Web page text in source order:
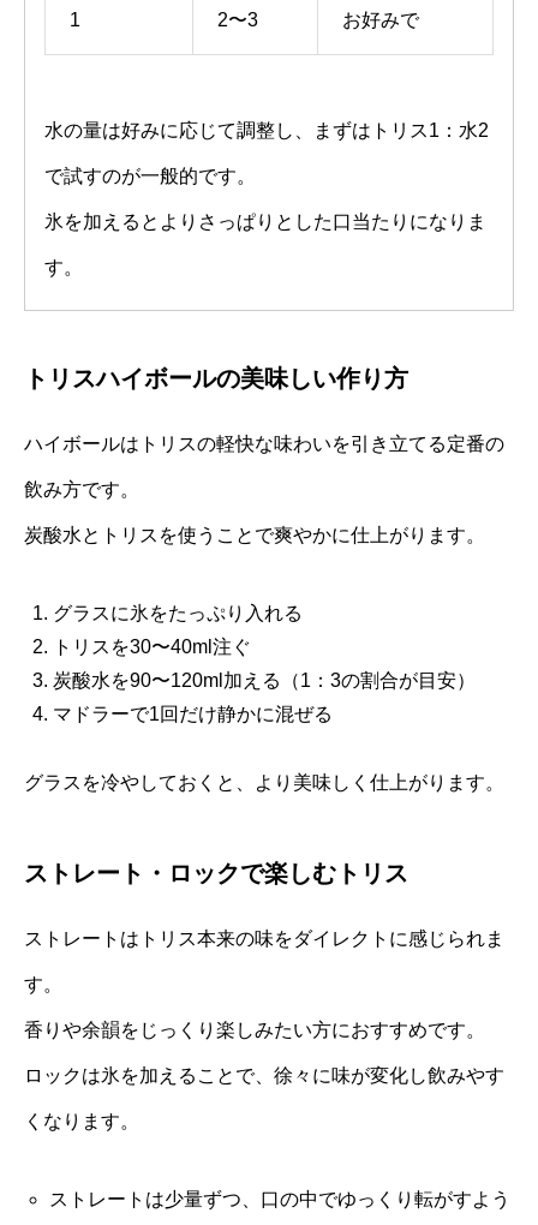
1 2〜3 お好みで
水の量は好みに応じて調整し、まずはトリス1：水2
で試すのが一般的です。
氷を加えるとよりさっぱりとした口当たりになりま
す。
トリスハイボールの美味しい作り方
ハイボールはトリスの軽快な味わいを引き立てる定番の
飲み方です。
炭酸水とトリスを使うことで爽やかに仕上がります。
グラスに氷をたっぷり入れる
トリスを30〜40ml注ぐ
炭酸水を90〜120ml加える（1：3の割合が目安）
マドラーで1回だけ静かに混ぜる
グラスを冷やしておくと、より美味しく仕上がります。
ストレート・ロックで楽しむトリス
ストレートはトリス本来の味をダイレクトに感じられま
す。
香りや余韻をじっくり楽しみたい方におすすめです。
ロックは氷を加えることで、徐々に味が変化し飲みやす
くなります。
ストレートは少量ずつ、口の中でゆっくり転がすよう